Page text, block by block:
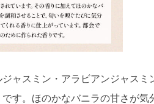
ャスミン・アラビアンジャスミ
す。ほのかなバニラの甘さが気